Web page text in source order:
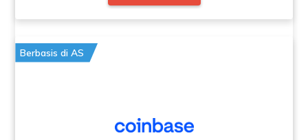
Berbasis di AS